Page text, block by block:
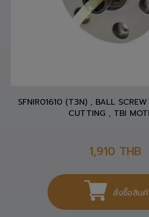
SFNIR01610 (T3N) , BALL
CUTTING , TBI
1,910 THB
สั่งซื้อสินค้